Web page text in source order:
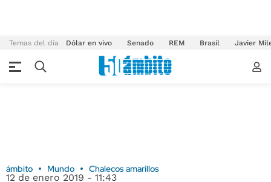
Temas del día Dólar en vivo Senado REM Brasil Javier
ámbito Mundo Chalecos amarillos
12 de enero 2019 - 11:43